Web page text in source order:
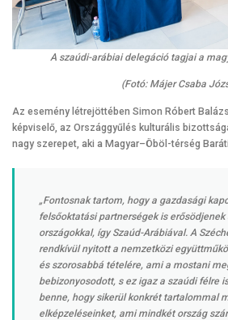
A szaúdi-arábiai delegáció tagjai a
(Fotó: Májer Csaba
Az esemény létrejöttében Simon Róbert
képviselő, az Országgyűlés kulturális
nagy szerepet, aki a Magyar–Öböl-térség
„Fontosnak tartom, hogy a gazdasági
felsőoktatási partnerségek is erősödjenek
országokkal, így Szaúd-Arábiával. A
rendkívül nyitott a nemzetközi
és szorosabbá tételére, ami a mostani
bebizonyosodott, s ez igaz a szaúdi félre
benne, hogy sikerül konkrét tartalommal
elképzeléseinket, ami mindkét ország